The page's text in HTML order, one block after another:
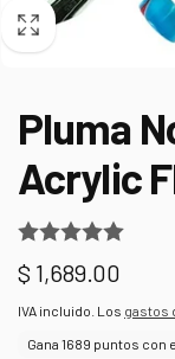
Pluma
Acrylic
Precio
habitual
$ 1,689.00
IVA incluido. Los gastos